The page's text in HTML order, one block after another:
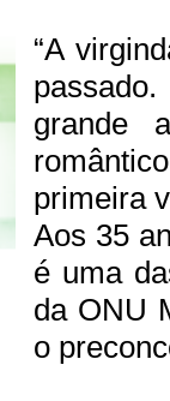
“A
grande
primeira
Aos 35
é uma
da ONU
o